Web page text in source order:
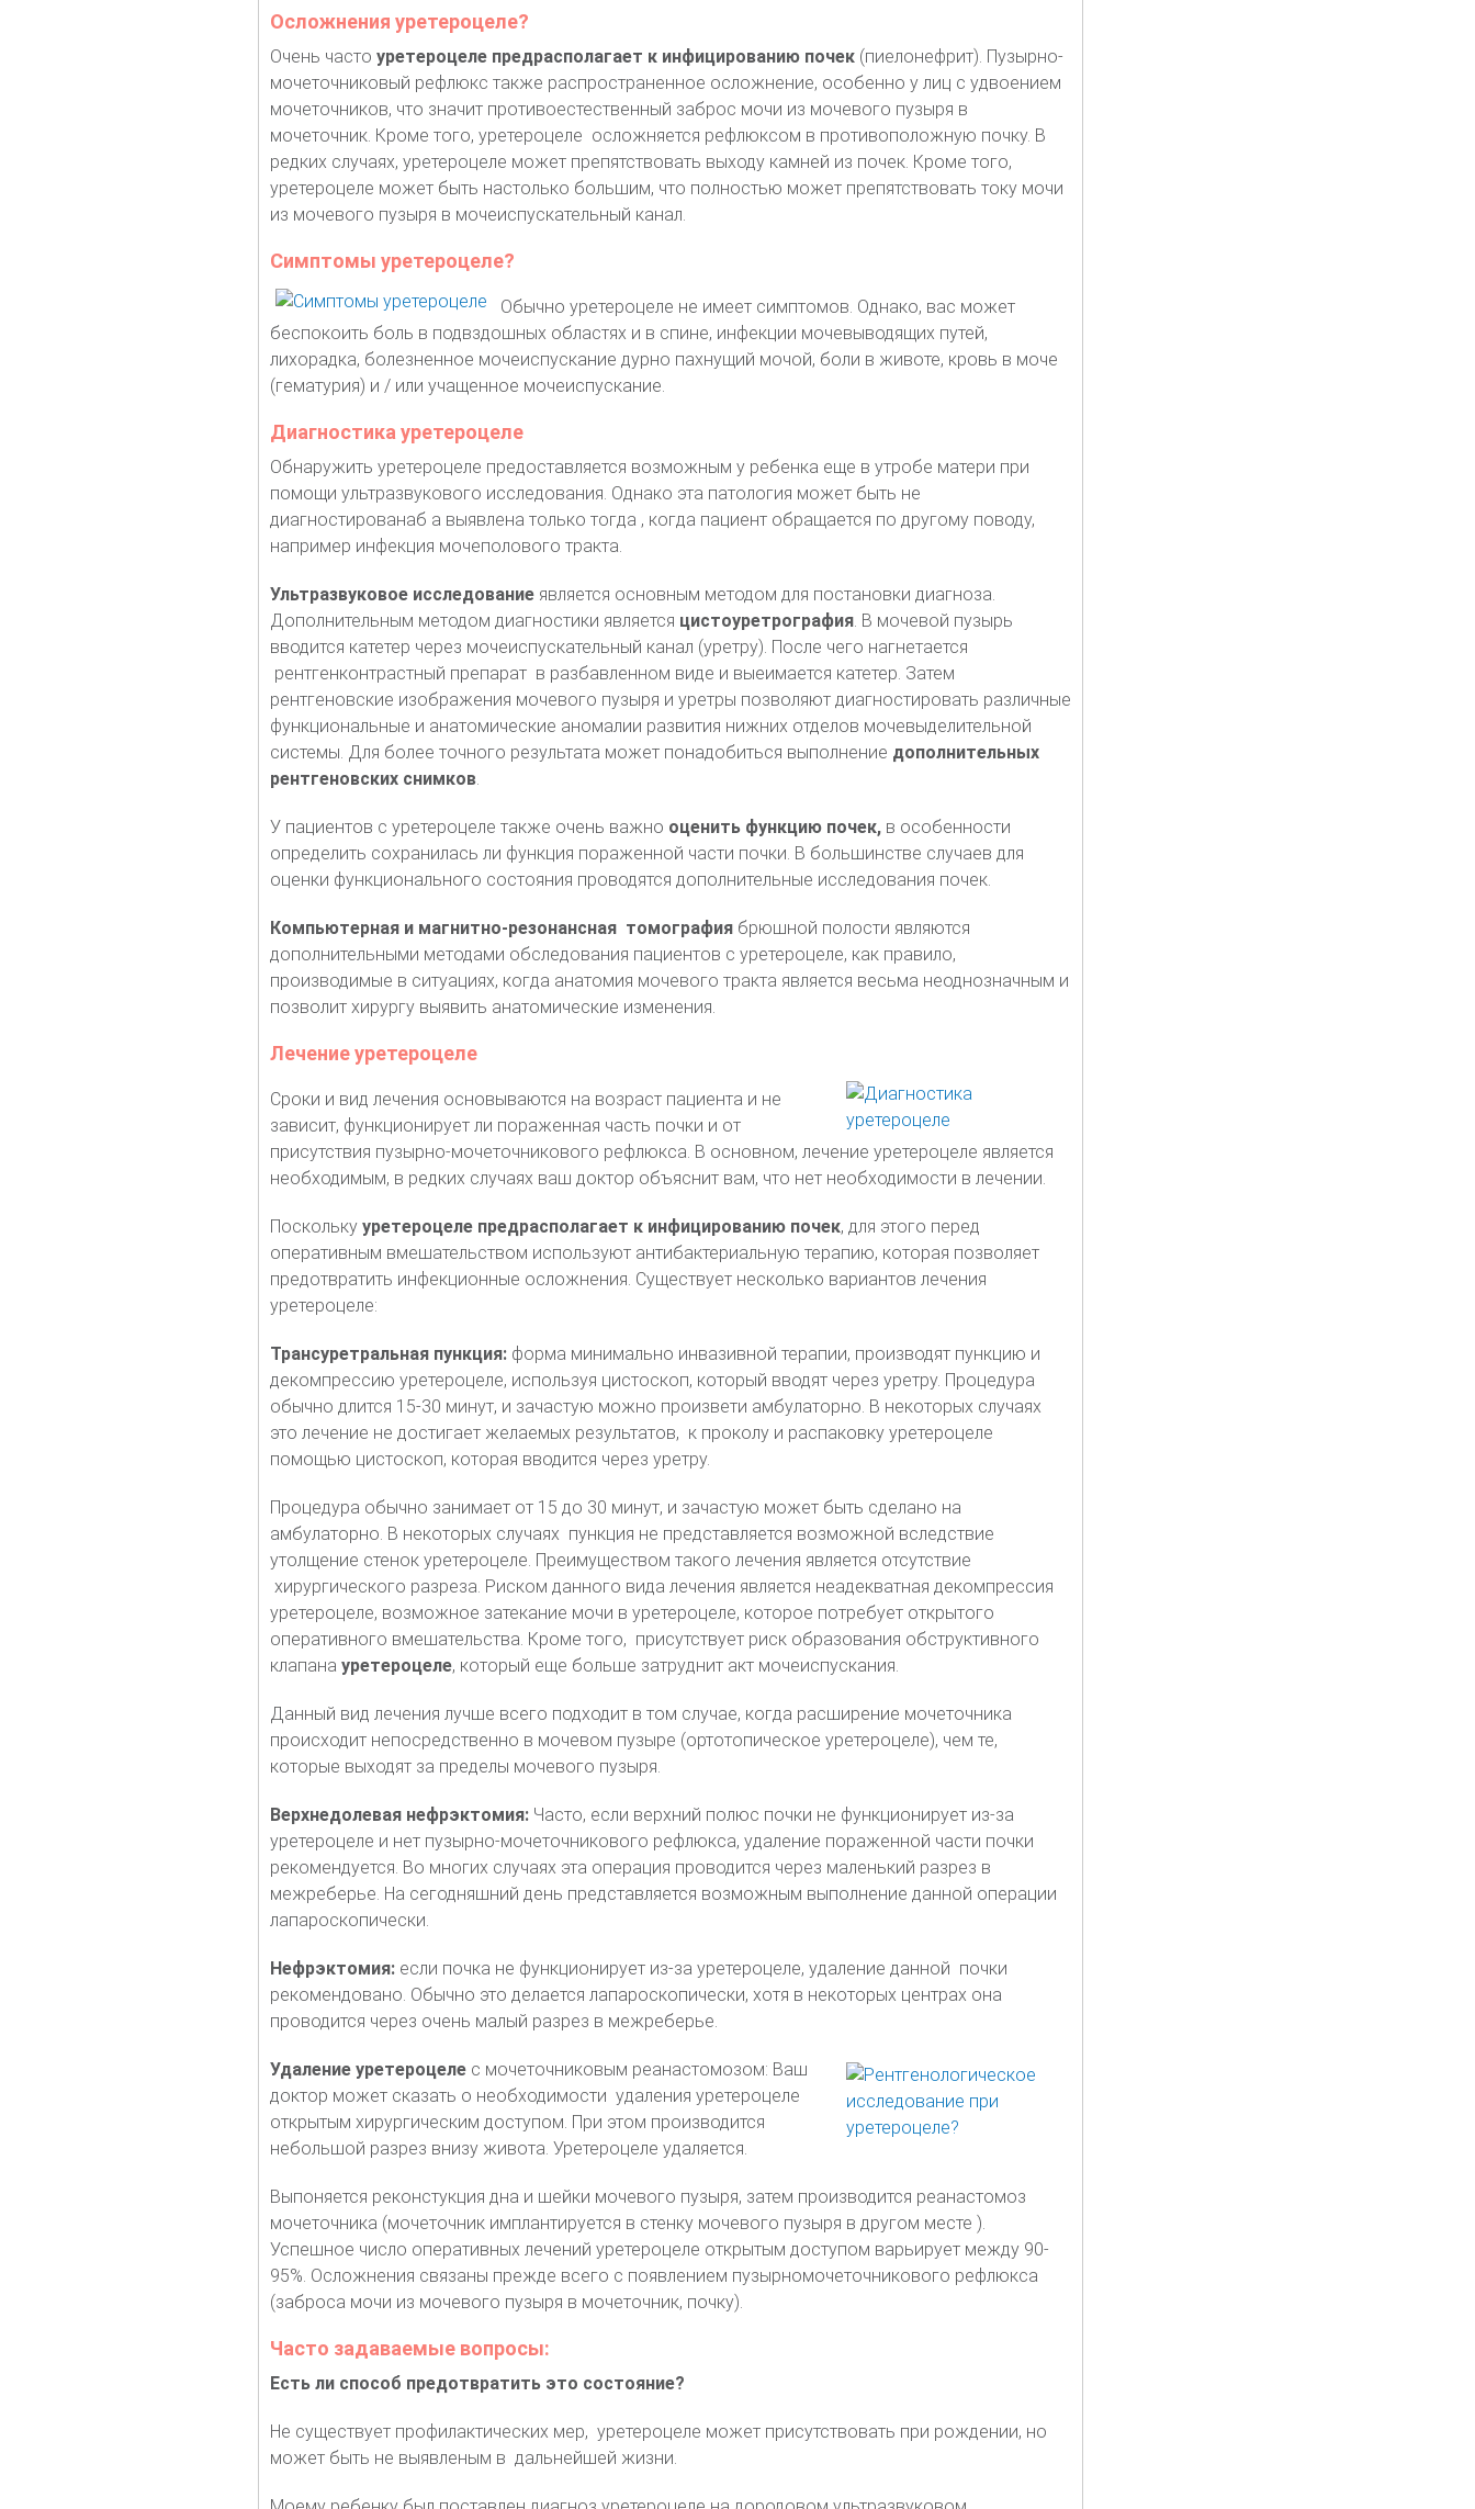
Осложнения уретероцеле?
Очень часто уретероцеле предрасполагает к инфицированию почек(пиелонефрит). Пузырно-
мочеточниковый рефлюкс также распространенное осложнение, особенно у лиц с удвоением
мочеточников, что значит противоестественный заброс мочи из мочевого пузыря в
мочеточник. Кроме того, уретероцеле осложняется рефлюксом в противоположную почку. В
редких случаях, уретероцеле может препятствовать выходу камней из почек. Кроме того,
уретероцеле может быть настолько большим, что полностью может препятствовать току мочи
из мочевого пузыря в мочеиспускательный канал.
Симптомы уретероцеле?
Обычно уретероцеле не имеет симптомов. Однако, вас может
беспокоить боль в подвздошных областях и в спине, инфекции мочевыводящих путей,
лихорадка, болезненное мочеиспускание дурно пахнущий мочой, боли в животе, кровь в моче
(гематурия) и / или учащенное мочеиспускание.
Диагностика уретероцеле
Обнаружить уретероцеле предоставляется возможным у ребенка еще в утробе матери при
помощи ультразвукового исследования. Однако эта патология может быть не
диагностированаб а выявлена только тогда , когда пациент обращается по другому поводу,
например инфекция мочеполового тракта.
Ультразвуковое исследованиеявляется основным методом для постановки диагноза.
Дополнительным методом диагностики является цистоуретрография. В мочевой пузырь
вводится катетер через мочеиспускательный канал (уретру). После чего нагнетается
рентгенконтрастный препарат в разбавленном виде и выеимается катетер. Затем
рентгеновские изображения мочевого пузыря и уретры позволяют диагностировать различные
функциональные и анатомические аномалии развития нижних отделов мочевыделительной
системы. Для более точного результата может понадобиться выполнение дополнительных
рентгеновских снимков.
У пациентов с уретероцеле также очень важно оценить функцию почек,в особенности
определить сохранилась ли функция пораженной части почки. В большинстве случаев для
оценки функционального состояния проводятся дополнительные исследования почек.
Компьютерная и магнитно-резонансная томографиябрюшной полости являются
дополнительными методами обследования пациентов с уретероцеле, как правило,
производимые в ситуациях, когда анатомия мочевого тракта является весьма неоднозначным и
позволит хирургу выявить анатомические изменения.
Лечение уретероцеле
Сроки и вид лечения основываются на возраст пациента и не
зависит, функционирует ли пораженная часть почки и от
присутствия пузырно-мочеточникового рефлюкса. В основном, лечение уретероцеле является
необходимым, в редких случаях ваш доктор объяснит вам, что нет необходимости в лечении.
Поскольку уретероцеле предрасполагает к инфицированию почек, для этого перед
оперативным вмешательством используют антибактериальную терапию, которая позволяет
предотвратить инфекционные осложнения. Существует несколько вариантов лечения
уретероцеле:
Трансуретральная пункция:форма минимально инвазивной терапии, производят пункцию и
декомпрессию уретероцеле, используя цистоскоп, который вводят через уретру. Процедура
обычно длится 15-30 минут, и зачастую можно произвети амбулаторно. В некоторых случаях
это лечение не достигает желаемых результатов, к проколу и распаковку уретероцеле
помощью цистоскоп, которая вводится через уретру.
Процедура обычно занимает от 15 до 30 минут, и зачастую может быть сделано на
амбулаторно. В некоторых случаях пункция не представляется возможной вследствие
утолщение стенок уретероцеле. Преимуществом такого лечения является отсутствие
хирургического разреза. Риском данного вида лечения является неадекватная декомпрессия
уретероцеле, возможное затекание мочи в уретероцеле, которое потребует открытого
оперативного вмешательства. Кроме того, присутствует риск образования обструктивного
клапана уретероцеле, который еще больше затруднит акт мочеиспускания.
Данный вид лечения лучше всего подходит в том случае, когда расширение мочеточника
происходит непосредственно в мочевом пузыре (ортотопическое уретероцеле), чем те,
которые выходят за пределы мочевого пузыря.
Верхнедолевая нефрэктомия: Часто, если верхний полюс почки не функционирует из-за
уретероцеле и нет пузырно-мочеточникового рефлюкса, удаление пораженной части почки
рекомендуется. Во многих случаях эта операция проводится через маленький разрез в
межреберье. На сегодняшний день представляется возможным выполнение данной операции
лапароскопически.
Нефрэктомия:если почка не функционирует из-за уретероцеле, удаление данной почки
рекомендовано. Обычно это делается лапароскопически, хотя в некоторых центрах она
проводится через очень малый разрез в межреберье.
Удаление уретероцелес мочеточниковым реанастомозом: Ваш
доктор может сказать о необходимости удаления уретероцеле
открытым хирургическим доступом. При этом производится
небольшой разрез внизу живота. Уретероцеле удаляется.
Выпоняется реконстукция дна и шейки мочевого пузыря, затем производится реанастомоз
мочеточника (мочеточник имплантируется в стенку мочевого пузыря в другом месте ).
Успешное число оперативных лечений уретероцеле открытым доступом варьирует между 90-
95%. Осложнения связаны прежде всего с появлением пузырномочеточникового рефлюкса
(заброса мочи из мочевого пузыря в мочеточник, почку).
Часто задаваемые вопросы:
Есть ли способ предотвратить это состояние?
Не существует профилактических мер, уретероцеле может присутствовать при рождении, но
может быть не выявленым в дальнейшей жизни.